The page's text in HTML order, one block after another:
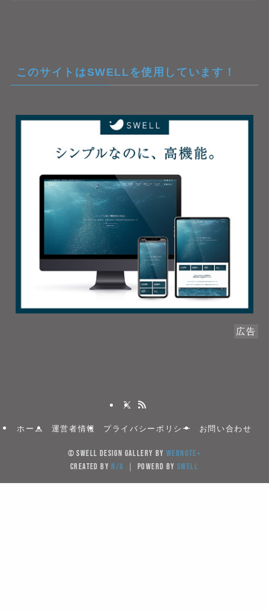
このサイトはSWELLを使用しています！
広告
ホーム 運営者情報 プライバシーポリシー お問い合わせ
© SWELL DESIGN GALLERY byWebNote+
created byN/A ｜ powerd by SWELL